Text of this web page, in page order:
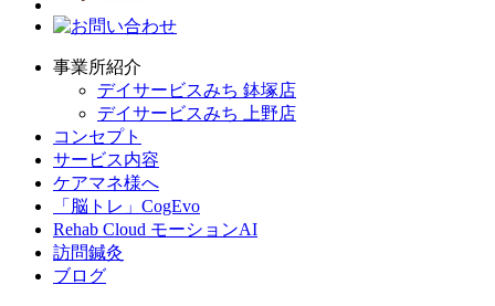
事業所紹介
デイサービスみち 鉢塚店
デイサービスみち 上野店
コンセプト
サービス内容
ケアマネ様へ
「脳トレ」CogEvo
Rehab Cloud モーションAI
訪問鍼灸
ブログ